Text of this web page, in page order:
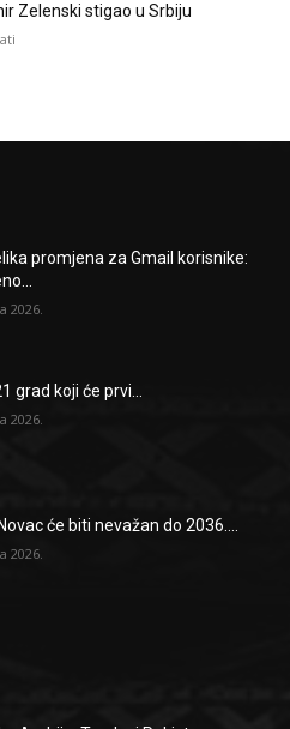
Zelenski stigao u Srbiju
promjena za Gmail korisnike:
2026.
grad koji će prvi...
2026.
će biti nevažan do 2036....
2026.